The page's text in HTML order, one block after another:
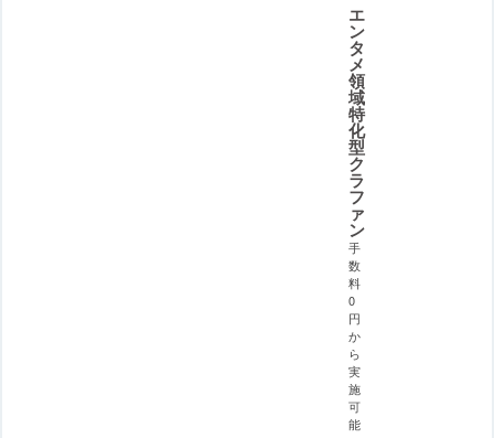
エ
ン
タ
メ
領
域
特
化
型
ク
ラ
フ
ァ
ン
手
数
料
0
円
か
ら
実
施
可
能